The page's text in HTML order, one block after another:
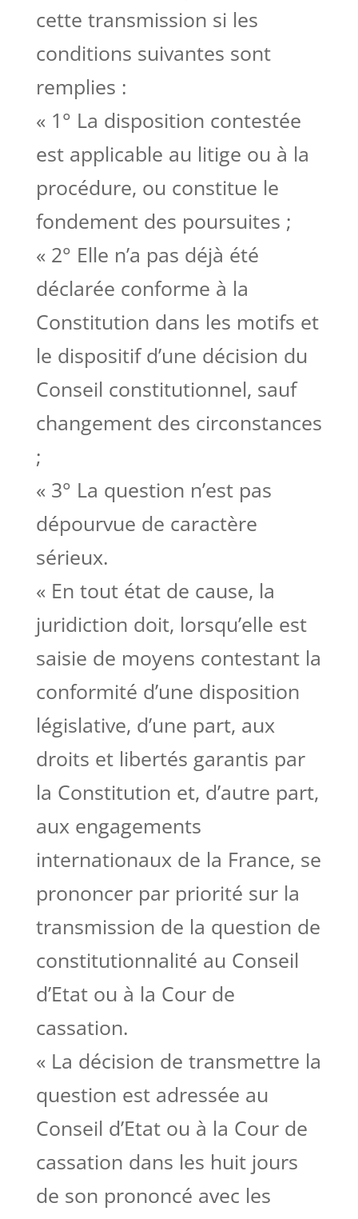
cette transmission si les
conditions suivantes sont
remplies :
« 1° La disposition contestée
est applicable au litige ou à la
procédure, ou constitue le
fondement des poursuites ;
« 2° Elle n’a pas déjà été
déclarée conforme à la
Constitution dans les motifs et
le dispositif d’une décision du
Conseil constitutionnel, sauf
changement des circonstances
;
« 3° La question n’est pas
dépourvue de caractère
sérieux.
« En tout état de cause, la
juridiction doit, lorsqu’elle est
saisie de moyens contestant la
conformité d’une disposition
législative, d’une part, aux
droits et libertés garantis par
la Constitution et, d’autre part,
aux engagements
internationaux de la France, se
prononcer par priorité sur la
transmission de la question de
constitutionnalité au Conseil
d’Etat ou à la Cour de
cassation.
« La décision de transmettre la
question est adressée au
Conseil d’Etat ou à la Cour de
cassation dans les huit jours
de son prononcé avec les